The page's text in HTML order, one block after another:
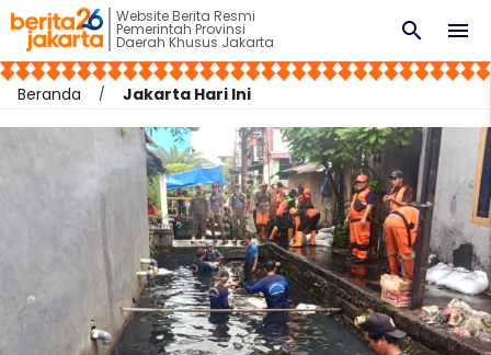
Website Berita Resmi
Pemerintah Provinsi
Daerah Khusus Jakarta menu
search
Beranda Jakarta Hari Ini